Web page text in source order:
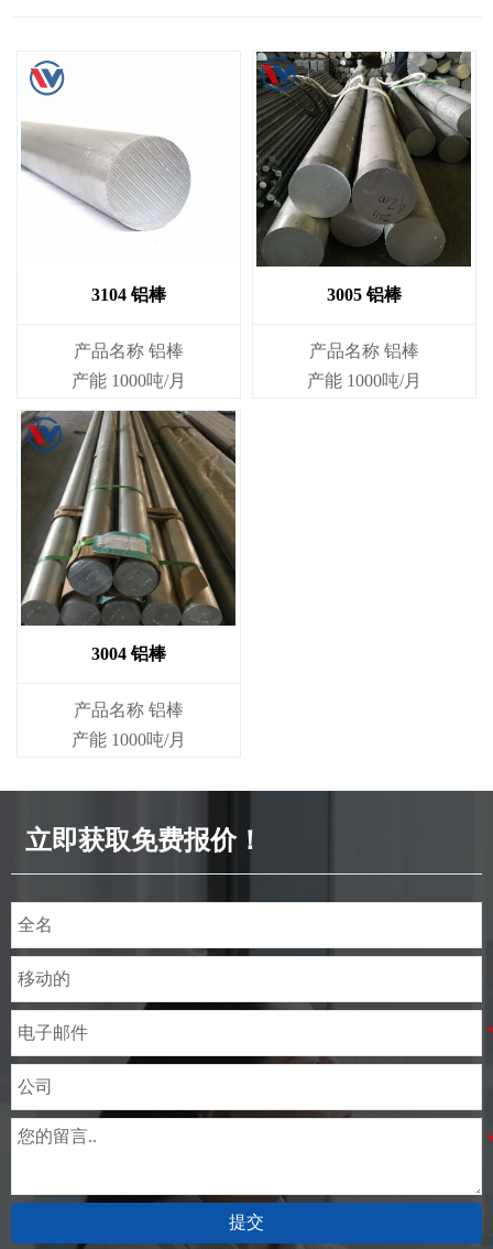
3104 铝棒
产品名称 铝棒
产能 1000吨/月
3005 铝棒
产品名称 铝棒
产能 1000吨/月
3004 铝棒
产品名称 铝棒
产能 1000吨/月
立即获取免费报价！
提交